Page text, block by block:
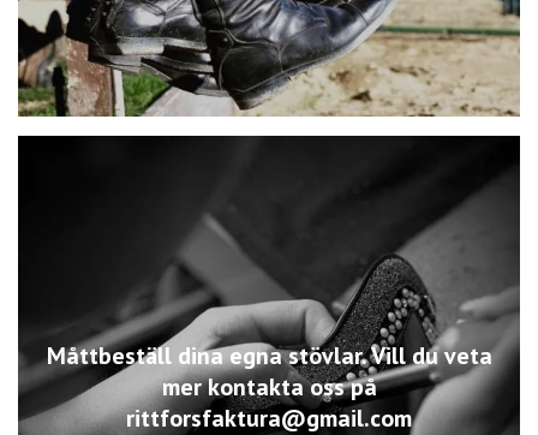
Måttbeställ dina egna stövlar. Vill du veta
mer kontakta oss på
rittforsfaktura@gmail.com